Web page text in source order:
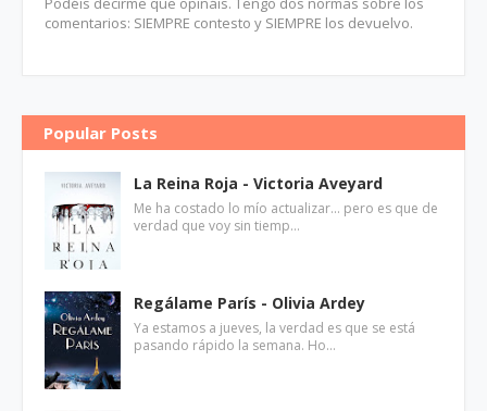
comentarios: SIEMPRE contesto y SIEMPRE los devuelvo.
Popular Posts
La Reina Roja - Victoria Aveyard
Me ha costado lo mío actualizar... pero es que de
verdad que voy sin tiemp…
Regálame París - Olivia Ardey
Ya estamos a jueves, la verdad es que se está
pasando rápido la semana. Ho…